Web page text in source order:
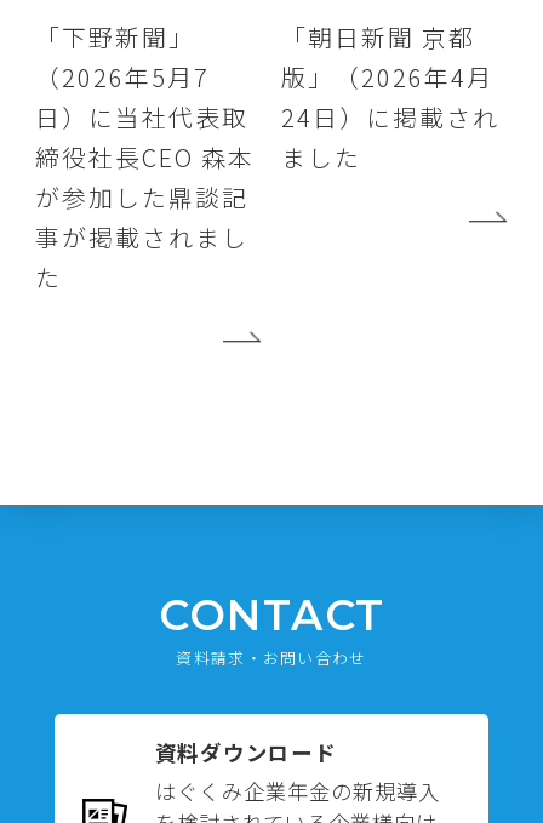
「下野新聞」
（2026年5月7
日）に当社代表取
締役社長CEO 森本
が参加した鼎談記
事が掲載されまし
た
「朝日新聞 京都
版」（2026年4月
24日）に掲載され
ました
CONTACT
資料請求・お問い合わせ
資料ダウンロード
はぐくみ企業年金の新規導入